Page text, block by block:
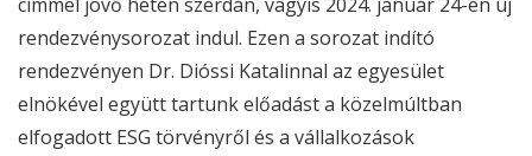
rendezvénysorozat indul. Ezen a sorozat indító
rendezvényen Dr. Dióssi Katalinnal az egyesület
elnökével együtt tartunk előadást a közelmúltban
elfogadott ESG törvényről és a vállalkozások